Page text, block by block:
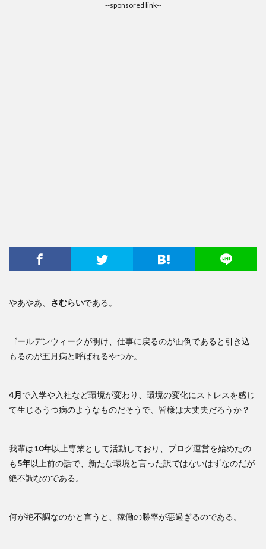
--sponsored link--
やあやあ、 さむらいである。
ゴールデンウィークが明け、仕事に戻るのが面倒であると引き込
もるのが五月病と呼ばれるやつか。
4月で入学や入社など環境が変わり、環境の変化にストレスを感じ
て生じるうつ病のようなものだそうで、皆様は大丈夫だろうか？
我輩は10年以上専業として活動しており、ブログ運営を始めたの
も5年以上前の話で、新たな環境と言った訳ではないはずなのだが
絶不調なのである。
何が絶不調なのかと言うと、稼働の勝率が悪過ぎるのである。